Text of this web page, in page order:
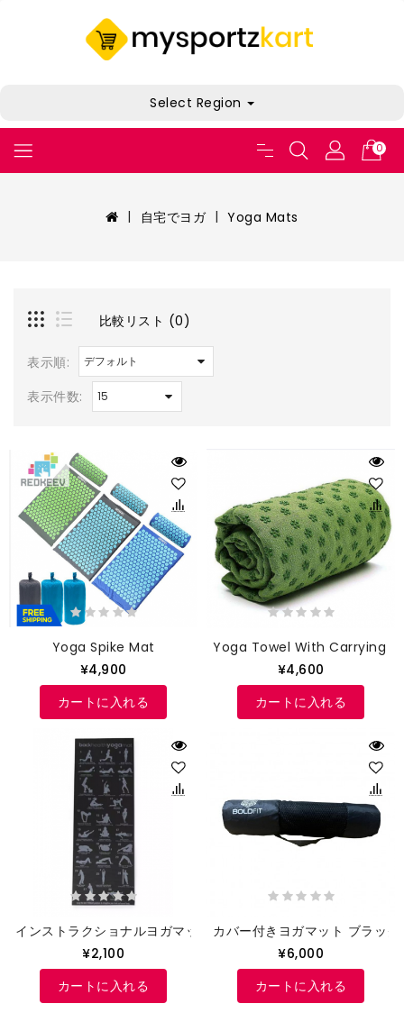
Select Region
0
自宅でヨガ Yoga Mats
比較リスト (0)
表示順:
表示件数:
Yoga Spike Mat
¥4,900
カートに入れる
Yoga Towel With Carrying
¥4,600
カートに入れる
インストラクショナルヨガマット
¥2,100
カートに入れる
カバー付きヨガマット ブラック
¥6,000
カートに入れる